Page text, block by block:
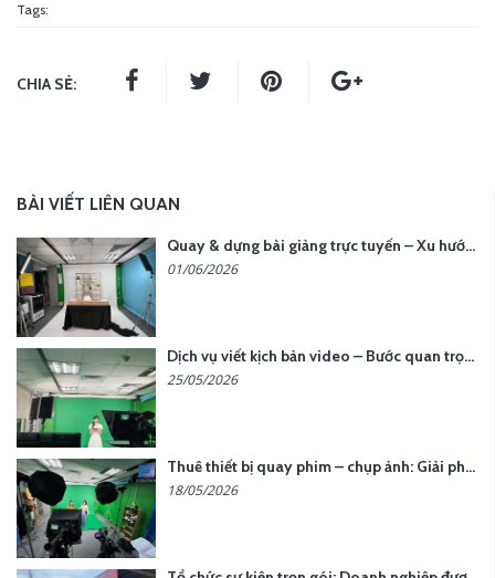
Tags:
CHIA SẺ:
BÀI VIẾT LIÊN QUAN
Quay & dựng bài giảng trực tuyến – Xu hướng đào tạo thời đại số
01/06/2026
Dịch vụ viết kịch bản video – Bước quan trọng quyết định thành công nội dung
25/05/2026
Thuê thiết bị quay phim – chụp ảnh: Giải pháp tối ưu chi phí cho doanh nghiệp
18/05/2026